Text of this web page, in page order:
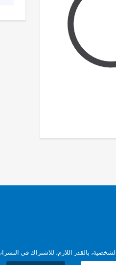
بالقدر اللازم، للاشتراك في النشرات